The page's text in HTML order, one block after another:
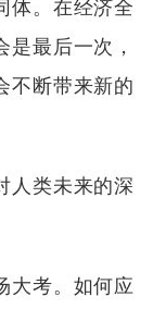
最后一次，
不断带来新的
类未来的深
考。如何应